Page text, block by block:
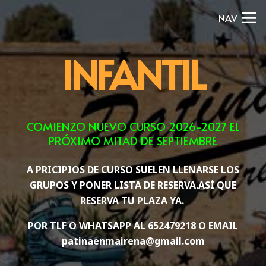
NAV
INFANTIL
COMIENZO NUEVO CURSO 2026-2027 EL
PRÓXIMO MITAD DE SEPTIEMBRE
A PRICIPIOS DE CURSO SUELEN LLENARSE LOS
GRUPOS Y PONER LISTA DE RESERVA.ASÍ QUE
RESERVA TU PLAZA YA.
POR TLF O WHATSAPP AL 652479218 O EMAIL
patinaenmairena@gmail.com